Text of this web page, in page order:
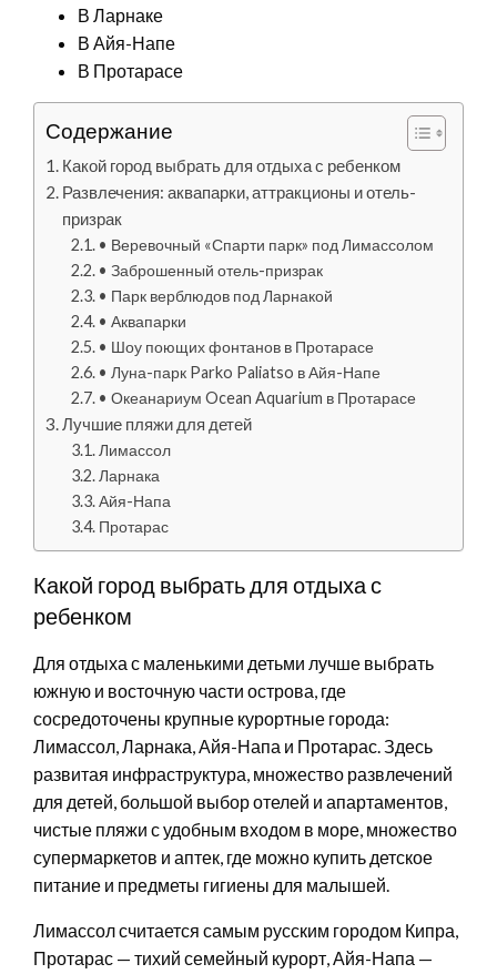
В Ларнаке
В Айя-Напе
В Протарасе
Содержание
Какой город выбрать для отдыха с ребенком
Развлечения: аквапарки, аттракционы и отель-
призрак
• Веревочный «Спарти парк» под Лимассолом
• Заброшенный отель-призрак
• Парк верблюдов под Ларнакой
• Аквапарки
• Шоу поющих фонтанов в Протарасе
• Луна-парк Parko Paliatso в Айя-Напе
• Океанариум Ocean Aquarium в Протарасе
Лучшие пляжи для детей
Лимассол
Ларнака
Айя-Напа
Протарас
Какой город выбрать для отдыха с
ребенком
Для отдыха с маленькими детьми лучше выбрать
южную и восточную части острова, где
сосредоточены крупные курортные города:
Лимассол, Ларнака, Айя-Напа и Протарас. Здесь
развитая инфраструктура, множество развлечений
для детей, большой выбор отелей и апартаментов,
чистые пляжи с удобным входом в море, множество
супермаркетов и аптек, где можно купить детское
питание и предметы гигиены для малышей.
Лимассол считается самым русским городом Кипра,
Протарас — тихий семейный курорт, Айя-Напа —